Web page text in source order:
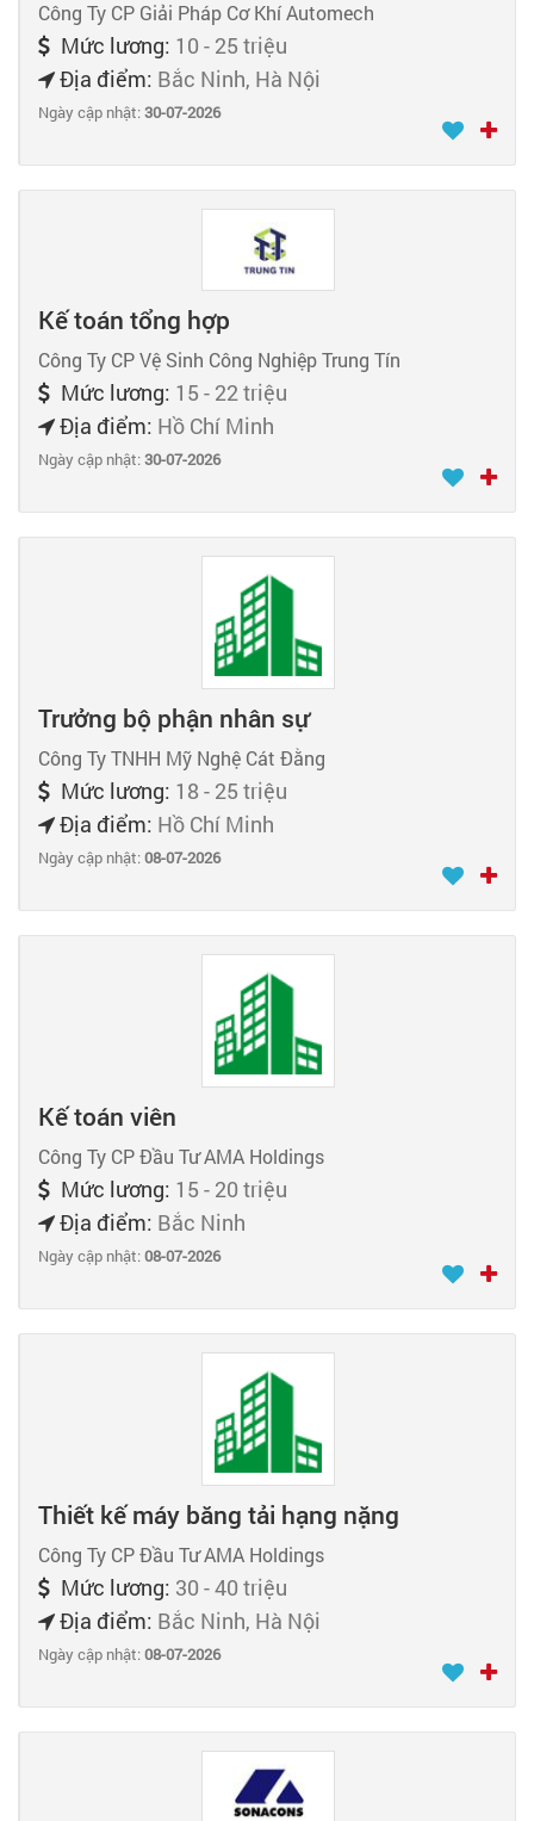
Công Ty CP Giải Pháp Cơ Khí Automech
Mức lương: 10 - 25 triệu
Địa điểm: Bắc Ninh, Hà Nội
Ngày cập nhật:30-07-2026
Kế toán tổng hợp
Công Ty CP Vệ Sinh Công Nghiệp Trung Tín
Mức lương: 15 - 22 triệu
Địa điểm: Hồ Chí Minh
Ngày cập nhật:30-07-2026
Trưởng bộ phận nhân sự
Công Ty TNHH Mỹ Nghệ Cát Đằng
Mức lương: 18 - 25 triệu
Địa điểm: Hồ Chí Minh
Ngày cập nhật:08-07-2026
Kế toán viên
Công Ty CP Đầu Tư AMA Holdings
Mức lương: 15 - 20 triệu
Địa điểm: Bắc Ninh
Ngày cập nhật:08-07-2026
Thiết kế máy băng tải hạng nặng
Công Ty CP Đầu Tư AMA Holdings
Mức lương: 30 - 40 triệu
Địa điểm: Bắc Ninh, Hà Nội
Ngày cập nhật:08-07-2026